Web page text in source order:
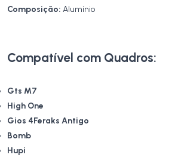
Composição: Alumínio
Compatível com Quadros:
Gts M7
High One
Gios 4Feraks Antigo
Bomb
Hupi